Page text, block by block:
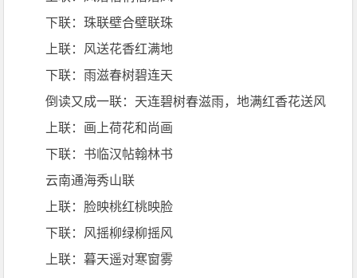
下联：珠联壁合壁联珠
上联：风送花香红满地
下联：雨滋春树碧连天
倒读又成一联：天连碧树春滋雨，地满红香花送风
上联：画上荷花和尚画
下联：书临汉帖翰林书
云南通海秀山联
上联：脸映桃红桃映脸
下联：风摇柳绿柳摇风
上联：暮天遥对寒窗雾